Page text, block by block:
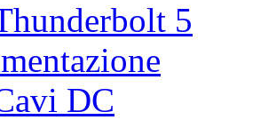
5
DC